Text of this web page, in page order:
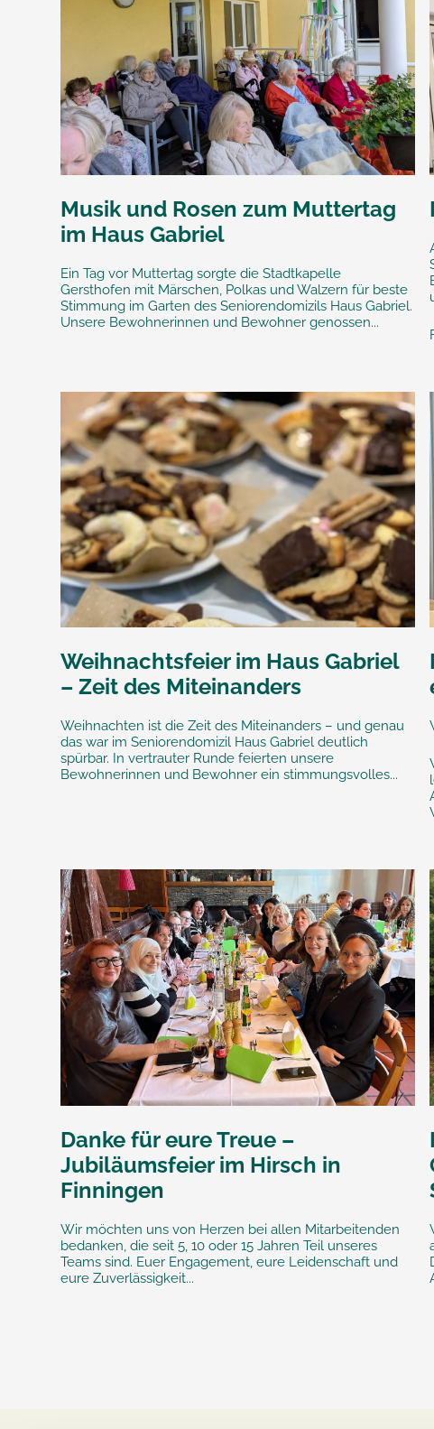
Musik und Rosen zum Muttertag
im Haus Gabriel
Ein Tag vor Muttertag sorgte die Stadtkapelle
Gersthofen mit Märschen, Polkas und Walzern für beste
Stimmung im Garten des Seniorendomizils Haus Gabriel.
Unsere Bewohnerinnen und Bewohner genossen...
Weihnachtsfeier im Haus Gabriel
– Zeit des Miteinanders
Weihnachten ist die Zeit des Miteinanders – und genau
das war im Seniorendomizil Haus Gabriel deutlich
spürbar. In vertrauter Runde feierten unsere
Bewohnerinnen und Bewohner ein stimmungsvolles...
Danke für eure Treue –
Jubiläumsfeier im Hirsch in
Finningen
Wir möchten uns von Herzen bei allen Mitarbeitenden
bedanken, die seit 5, 10 oder 15 Jahren Teil unseres
Teams sind. Euer Engagement, eure Leidenschaft und
eure Zuverlässigkeit...